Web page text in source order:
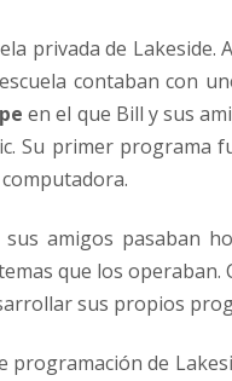
privada de Lakeside.
contaban con
en el que Bill y sus
Su primer programa
amigos pasaban
que los
sus propios
programación de